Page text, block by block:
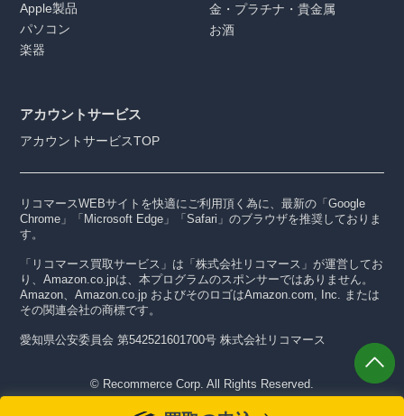
Apple製品
パソコン
楽器
金・プラチナ・貴金属
お酒
アカウントサービス
アカウントサービスTOP
リコマースWEBサイトを快適にご利用頂く為に、最新の「Google
Chrome」「Microsoft Edge」「Safari」のブラウザを推奨しておりま
す。
「リコマース買取サービス」は「株式会社リコマース」が運営してお
り、Amazon.co.jpは、本プログラムのスポンサーではありません。
Amazon、Amazon.co.jp およびそのロゴはAmazon.com, Inc. または
その関連会社の商標です。
愛知県公安委員会 第542521601700号 株式会社リコマース
© Recommerce Corp. All Rights Reserved.